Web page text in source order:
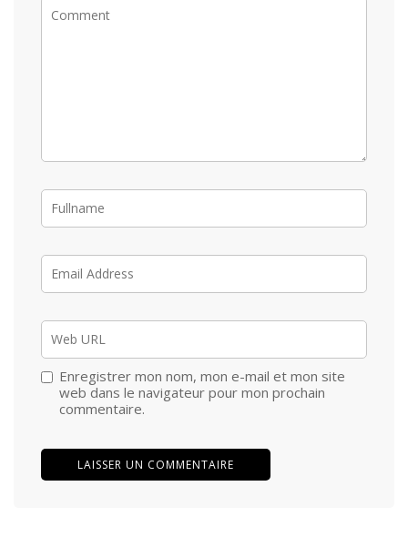
Enregistrer mon nom, mon e-mail et mon site
web dans le navigateur pour mon prochain
commentaire.